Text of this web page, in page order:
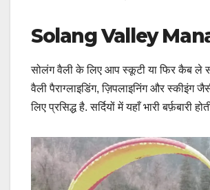
Solang Valley
सोलंग वैली के लिए आप स्कूटी या फिर कैब ले
वैली पैराग्लाइडिंग, ज़िपलाइनिंग और स्कीइंग
लिए प्रसिद्ध है. सर्दियों में यहाँ भारी बर्फ़बारी